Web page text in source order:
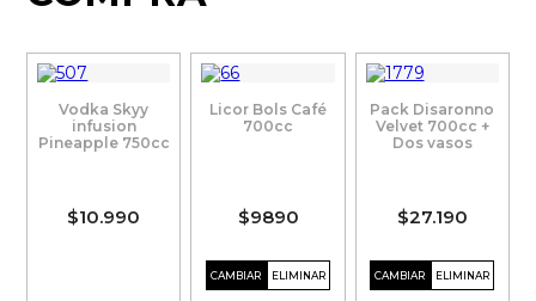
Vodka Skyy
infusion
Pineapple 750cc
$10.990
Pack Disaronno
Velvet 700cc +
Dos vasos
$27.190
Licor Bols Café
700cc
$9890